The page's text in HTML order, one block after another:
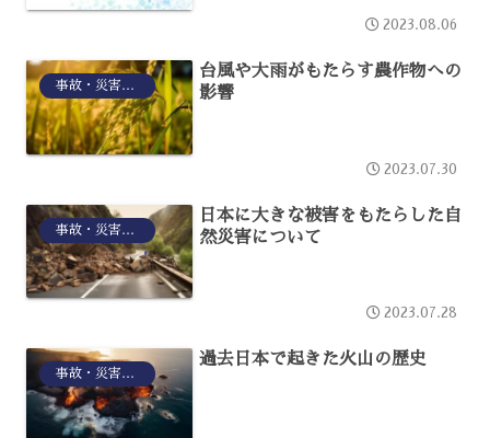
2023.08.06
事故・災害リスク
台風や大雨がもたらす農作物への
影響
2023.07.30
事故・災害リスク
日本に大きな被害をもたらした自
然災害について
2023.07.28
事故・災害リスク
過去日本で起きた火山の歴史